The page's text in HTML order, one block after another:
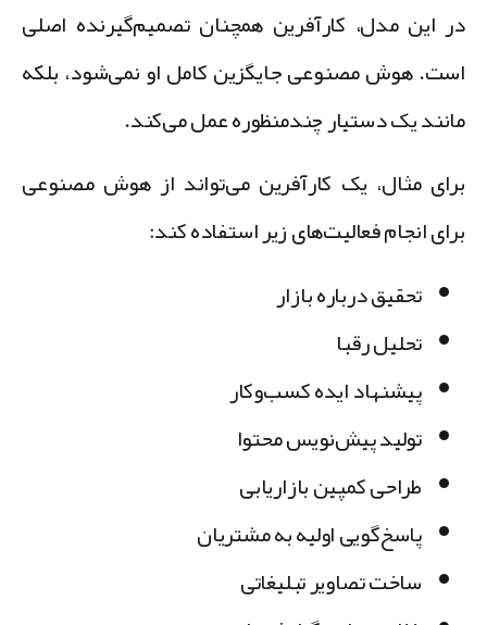
این مدل، کارآفرین همچنان تصمیم‌گیرنده اصلی
هوش مصنوعی جایگزین کامل او نمی‌شود، بلکه
یک دستیار چندمنظوره عمل می‌کند.
مثال، یک کارآفرین می‌تواند از هوش مصنوعی
انجام فعالیت‌های زیر استفاده کند:
تحقیق درباره بازار
تحلیل رقبا
پیشنهاد ایده کسب‌وکار
تولید پیش‌نویس محتوا
طراحی کمپین بازاریابی
پاسخ‌گویی اولیه به مشتریان
ساخت تصاویر تبلیغاتی